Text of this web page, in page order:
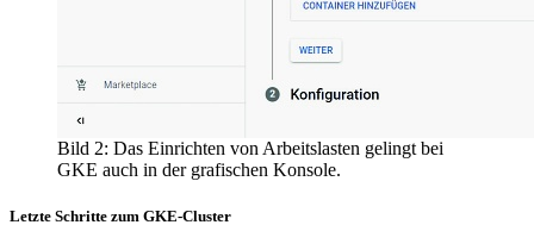
Bild 2: Das Einrichten von Arbeitslasten gelingt bei
GKE auch in der grafischen Konsole.
Letzte Schritte zum GKE-Cluster